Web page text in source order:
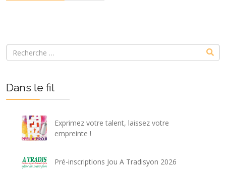
Dans le fil
Exprimez votre talent, laissez votre
empreinte !
Pré-inscriptions Jou A Tradisyon 2026